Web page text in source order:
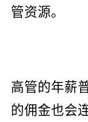
管资源。
高管的年薪
的佣金也会